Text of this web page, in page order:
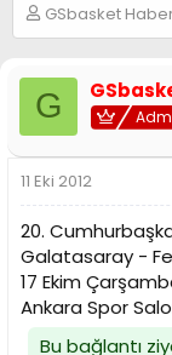
K
o
u
y
u
B
a
ş
l
a
t
a
n
GSbasket
G
11 Eki 2012
20.
Galatasaray -
17 Ekim
Ankara Spor
Bu bağlantı